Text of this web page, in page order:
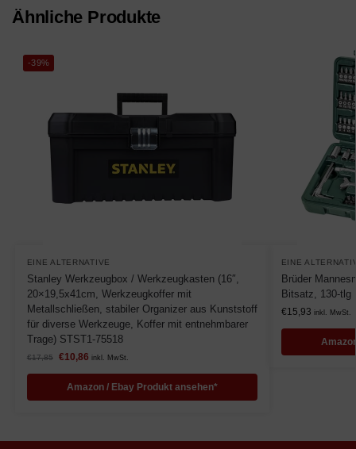
Ähnliche Produkte
-39%
EINE ALTERNATIVE
Stanley Werkzeugbox / Werkzeugkasten (16″,
20×19,5x41cm, Werkzeugkoffer mit
Metallschließen, stabiler Organizer aus Kunststoff
für diverse Werkzeuge, Koffer mit entnehmbarer
Trage) STST1-75518
€17,85 €10,86 inkl. MwSt.
Amazon / Ebay Produkt ansehen*
EINE
Brüder
Bitsatz, 130-tlg
€15,93 inkl. MwSt.